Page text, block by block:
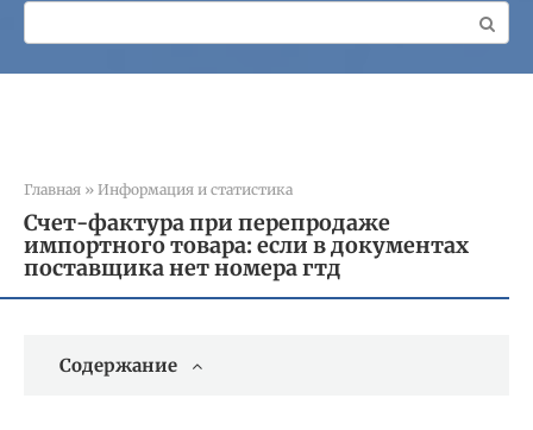
Поиск:
Главная » Информация и статистика
Счет-фактура при перепродаже
импортного товара: если в документах
поставщика нет номера гтд
Содержание